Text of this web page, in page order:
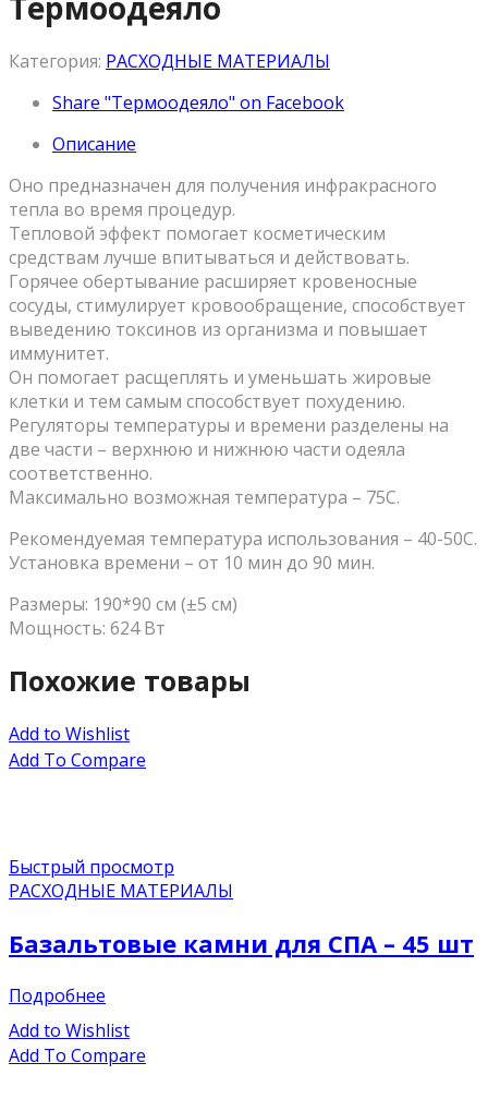
Категория: РАСХОДНЫЕ МАТЕРИАЛЫ
Share "Термоодеяло" on Facebook
Описание
Оно предназначен для получения инфракрасного
тепла во время процедур.
Тепловой эффект помогает косметическим
средствам лучше впитываться и действовать.
Горячее обертывание расширяет кровеносные
сосуды, стимулирует кровообращение, способствует
выведению токсинов из организма и повышает
иммунитет.
Он помогает расщеплять и уменьшать жировые
клетки и тем самым способствует похудению.
Регуляторы температуры и времени разделены на
две части – верхнюю и нижнюю части одеяла
соответственно.
Максимально возможная температура – 75C.
Рекомендуемая температура использования – 40-50C.
Установка времени – от 10 мин до 90 мин.
Размеры: 190*90 см (±5 см)
Мощность: 624 Вт
Похожие товары
Add to Wishlist
Add To Compare
Быстрый просмотр
РАСХОДНЫЕ МАТЕРИАЛЫ
Базальтовые камни для СПА – 45 шт
Подробнее
Add to Wishlist
Add To Compare